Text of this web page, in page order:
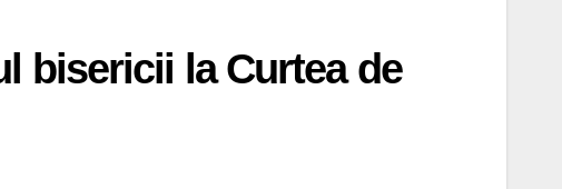
bisericii la Curtea de